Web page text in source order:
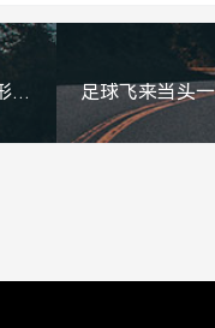
高毒禁用农药竟在网上偷偷卖，监管难堵的隐形黑市，高毒禁用农药网上暗卖，监管难堵的隐形黑市场